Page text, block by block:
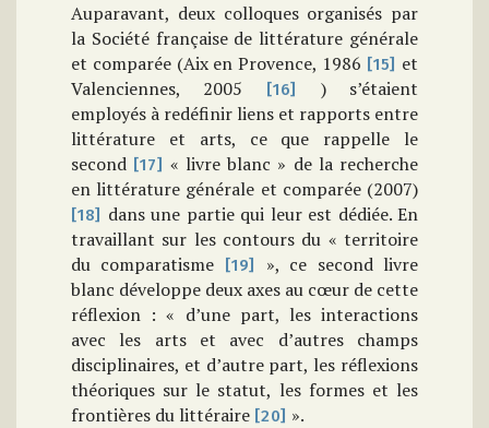
Auparavant, deux colloques organisés par
la Société française de littérature générale
et comparée (Aix en Provence, 1986 [15] et
Valenciennes, 2005
[16]
) s’étaient
employés à redéfinir liens et rapports entre
littérature et arts, ce que rappelle le
second [17] « livre blanc » de la recherche
en littérature générale et comparée (2007)
[18]
dans une partie qui leur est dédiée. En
travaillant sur les contours du « territoire
du comparatisme
[19]
», ce second livre
blanc développe deux axes au cœur de cette
réflexion : « d’une part, les interactions
avec les arts et avec d’autres champs
disciplinaires, et d’autre part, les réflexions
théoriques sur le statut, les formes et les
frontières du littéraire [20] ».